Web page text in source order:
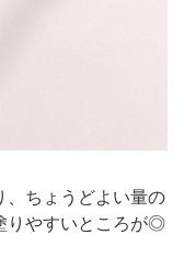
、ちょうどよい量の
りやすいところが◎